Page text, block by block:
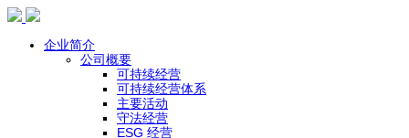
企业简介
公司概要
可持续经营
可持续经营体系
主要活动
守法经营
ESG 经营